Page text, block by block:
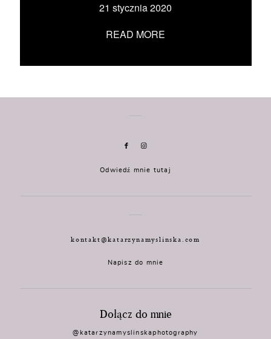
21 stycznia 2020
READ MORE
Odwiedź mnie tutaj
kontakt@katarzynamyslinska.com
Napisz do mnie
Dołącz do mnie
@katarzynamyslinskaphotography